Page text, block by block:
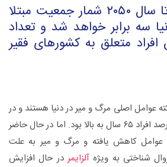
به گفته محققان، تا سال ۲۰۵۰ شمار جمعیت مبتلا
سه برابر خواهد شد و تعداد
افراد متعلق به کشورهای فقیر
عوامل اصلی مرگ و میر در دنیا هستند و در
سال ۱۹۹۹، علت مرگ ۶۴ درصد افراد ۶۵ سال به بالا بود. اما در حال حاضر
عوامل کاهش یافته و مرگ و میر به علت
شناختی به ویژه آلزایمردر حال افزایش